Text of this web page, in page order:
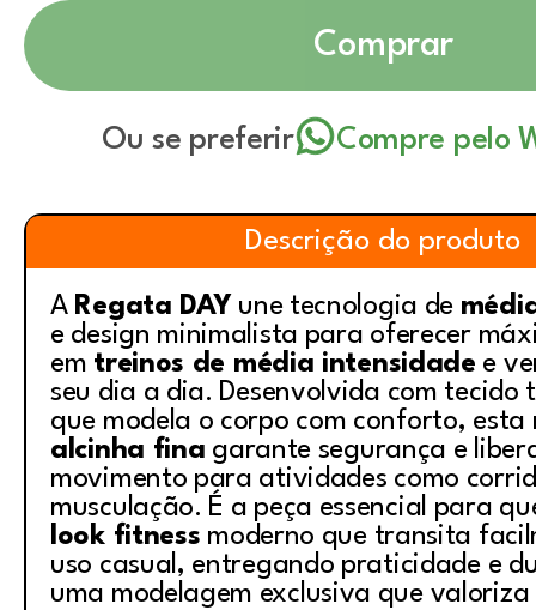
Comprar
Ou se preferir Compre pelo
Descrição do produto
A Regata DAY une tecnologia de
e design minimalista para oferecer
em treinos de média intensidade e
seu dia a dia. Desenvolvida com tecido
que modela o corpo com conforto, esta
alcinha fina garante segurança e
movimento para atividades como
musculação. É a peça essencial para
look fitness moderno que transita
uso casual, entregando praticidade e
uma modelagem exclusiva que